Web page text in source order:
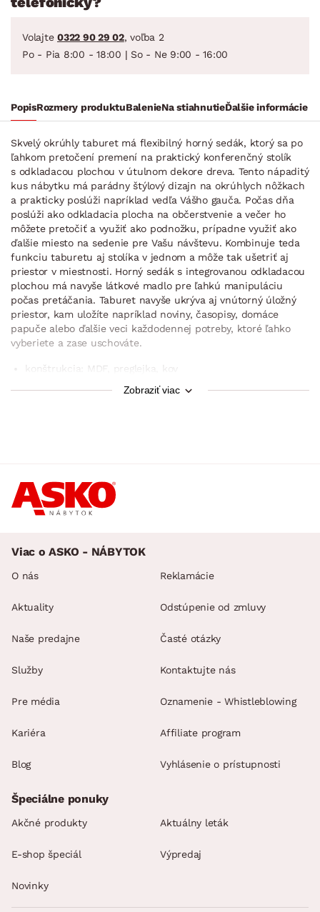
Volajte 0322 90 29 02, voľba 2
Po - Pia 8:00 - 18:00 | So - Ne 9:00 - 16:00
PopisRozmery produktuBalenieNa stiahnutieĎalšie informácie
Skvelý okrúhly taburet má flexibilný horný sedák, ktorý sa po
ľahkom pretočení premení na praktický konferenčný stolík
s odkladacou plochou v útulnom dekore dreva. Tento nápaditý
kus nábytku má parádny štýlový dizajn na okrúhlych nôžkach
a prakticky poslúži napríklad vedľa Vášho gauča. Počas dňa
poslúži ako odkladacia plocha na občerstvenie a večer ho
môžete pretočiť a využiť ako podnožku, prípadne využiť ako
ďalšie miesto na sedenie pre Vašu návštevu. Kombinuje teda
funkciu taburetu aj stolíka v jednom a môže tak ušetriť aj
priestor v miestnosti. Horný sedák s integrovanou odkladacou
plochou má navyše látkové madlo pre ľahkú manipuláciu
počas pretáčania. Taburet navyše ukrýva aj vnútorný úložný
priestor, kam uložíte napríklad noviny, časopisy, domáce
papuče alebo ďalšie veci každodennej potreby, ktoré ľahko
vyberiete a zase uschováte.
konštrukcia: MDF, preglejka, kov
polstrovaný povrch/sedadlo: polyuretánová pena
obojstranná otočná horná časť: čalúnený sedák/odkladacia
plocha (dekor svetlého dreva)
bočné látkové madlo (ľahká manipulácia pri pretáčaní
priemer odkladacej plochy: 54 cm
priemer sedadla: 56 cm
dennej potreby)
skvelé riešenie aj do malého bytu
odporúčaná nosnosť do 80 kg
Zobraziť viac
Viac o ASKO - NÁBYTOK
O nás
Aktuality
Naše predajne
Služby
Pre média
Kariéra
Blog
Reklamácie
Odstúpenie od zmluvy
Časté otázky
Kontaktujte nás
Oznamenie - Whistleblowing
Affiliate program
Vyhlásenie o prístupnosti
Špeciálne ponuky
Akčné produkty Aktuálny leták
E-shop špeciál Výpredaj
Novinky